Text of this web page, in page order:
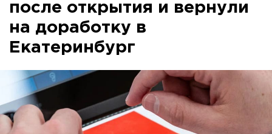
после открытия и вернули
на доработку в
Екатеринбург